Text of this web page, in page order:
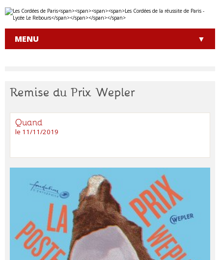
Aller
au
Outils
personnels
MENU
Remise du Prix Wepler
Quand
le 11/11/2019